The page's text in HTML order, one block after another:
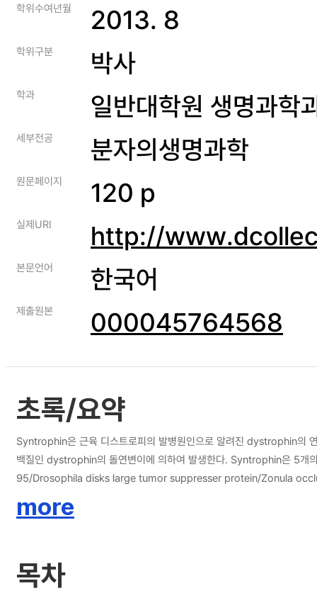
학위수여년월 2013. 8
학위구분 박사
학과 일반대학원 생명과학
세부전공 분자의생명과학
원문페이지 120 p
실제URI http://
본문언어 한국어
제출원본 000045764568
초록/요약
Syntrophin은 근육 디스트로피의 발병원인으로 알려진 dystrophin의
백질인 dystrophin의 돌연변이에 의하여 발생한다. Syntrophin은
95/Drosophila disks large tumor suppresser protein/Zonula
다. 이 syntrophin이 neuronal nitric oxide synthase (nNOS)의 이동,
genomics 분야에서 가장 유용한 기술로, 특정 유전자의 발현을 조절
RNAi pathway를 통하여 유전자의 발현을 직접 억제하는 기능을 가
more
목차